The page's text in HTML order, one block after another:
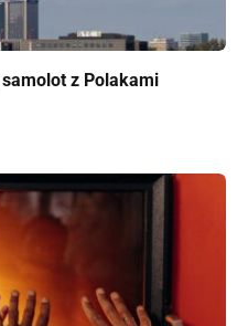
z Polakami